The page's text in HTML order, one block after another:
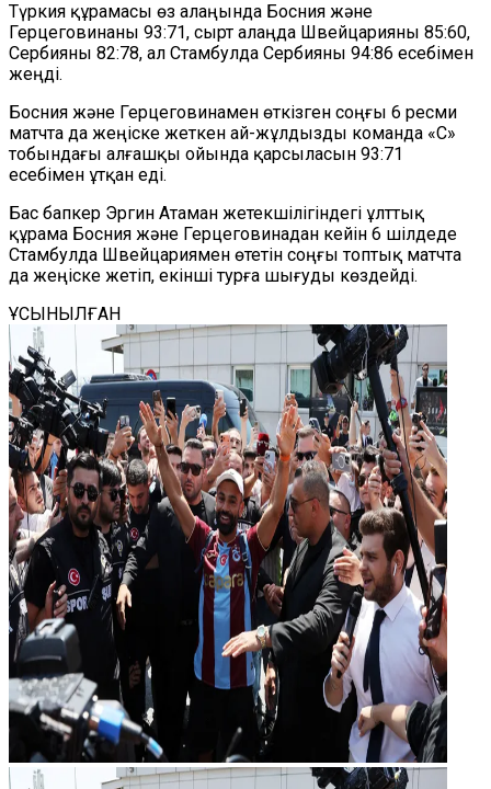
Түркия құрамасы өз алаңында Босния және
Герцеговинаны 93:71, сырт алаңда Швейцарияны 85:60,
Сербияны 82:78, ал Стамбулда Сербияны 94:86 есебімен
жеңді.
Босния және Герцеговинамен өткізген соңғы 6 ресми
матчта да жеңіске жеткен ай-жұлдызды команда «С»
тобындағы алғашқы ойында қарсыласын 93:71
есебімен ұтқан еді.
Бас бапкер Эргин Атаман жетекшілігіндегі ұлттық
құрама Босния және Герцеговинадан кейін 6 шілдеде
Стамбулда Швейцариямен өтетін соңғы топтық матчта
да жеңіске жетіп, екінші турға шығуды көздейді.
ҰСЫНЫЛҒАН